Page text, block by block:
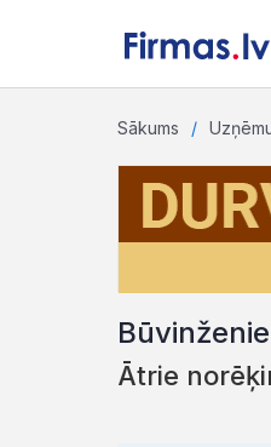
Sākums
Ātrie